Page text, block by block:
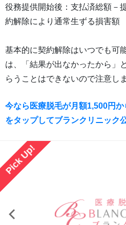
役務提供開始後：支払済総額－
約解除により通常生ずる損害額
基本的に契約解除はいつでも可
は、「結果が出なかったから」
らうことはできないので注意し
今なら医療脱毛が月額1,500円
をタップしてブランクリニック
Pick Up!